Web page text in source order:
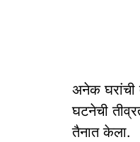
अनेक घरांची
घटनेची
तैनात केला.